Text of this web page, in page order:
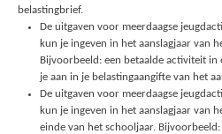
belastingbrief.
De uitgaven voor meerdaagse
kun je ingeven in het aanslagjaar van
Bijvoorbeeld: een betaalde activiteit
je aan in je belastingaangifte van het
De uitgaven voor meerdaagse
kun je ingeven in het aanslagjaar van
einde van het schooljaar.